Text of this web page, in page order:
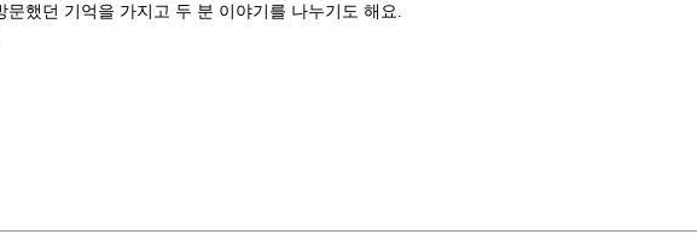
했던 기억을 가지고 두 분 이야기를 나누기도 해요.